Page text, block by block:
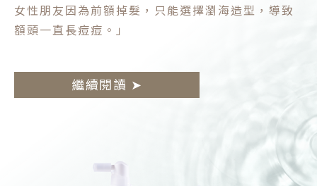
女性朋友因為前額掉髮，只能選擇瀏海造型，導致
額頭一直長痘痘。」
繼續閱讀 ➤